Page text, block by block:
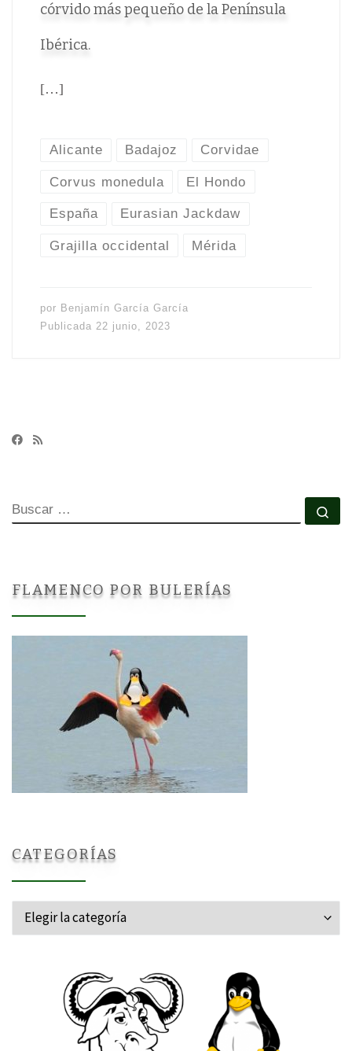
córvido más pequeño de la Península
Ibérica.
[…]
Alicante Badajoz Corvidae
Corvus monedula El Hondo
España Eurasian Jackdaw
Grajilla occidental Mérida
por Benjamín García García
Publicada 22 junio, 2023
BUSCAR
FLAMENCO POR BULERÍAS
CATEGORÍAS
Categorías